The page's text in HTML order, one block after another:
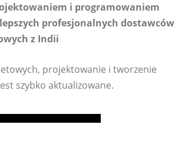
i programowaniem
profesjonalnych dostawców
z Indii
projektowanie i tworzenie
szybko aktualizowane.